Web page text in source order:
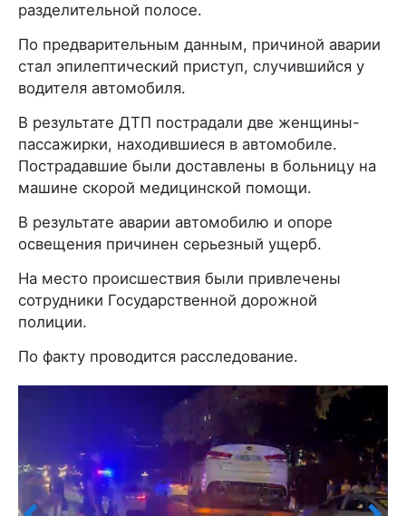
разделительной полосе.
По предварительным данным, причиной аварии
стал эпилептический приступ, случившийся у
водителя автомобиля.
В результате ДТП пострадали две женщины-
пассажирки, находившиеся в автомобиле.
Пострадавшие были доставлены в больницу на
машине скорой медицинской помощи.
В результате аварии автомобилю и опоре
освещения причинен серьезный ущерб.
На место происшествия были привлечены
сотрудники Государственной дорожной
полиции.
По факту проводится расследование.